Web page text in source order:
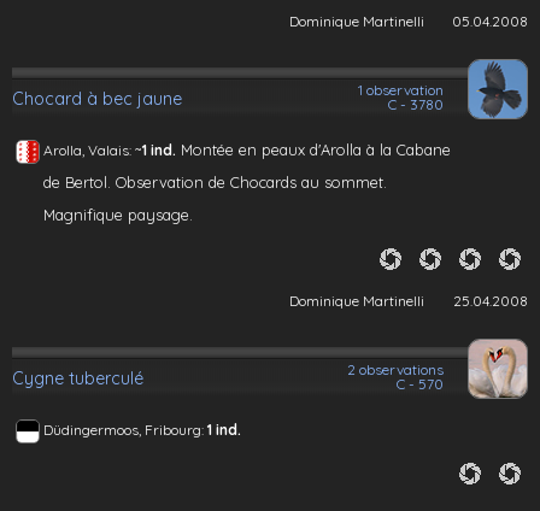
Dominique Martinelli 05.04.2008
Chocard à bec jaune
1 observation
C - 3780
Arolla, Valais: ~1 ind. Montée en peaux d'Arolla à la Cabane
de Bertol. Observation de Chocards au sommet.
Magnifique paysage.
Dominique Martinelli 25.04.2008
Cygne tuberculé
2 observations
C - 570
Düdingermoos, Fribourg: 1 ind.